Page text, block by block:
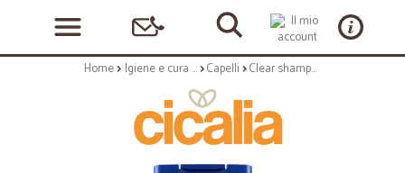
Home Igiene e cura personale Capelli Clear shampoo purificante capelli grassi - ml.250